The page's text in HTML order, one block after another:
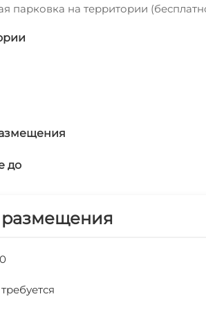
парковка на территории
платно
на всей территории
площадка
курить в номерах
до
продукты